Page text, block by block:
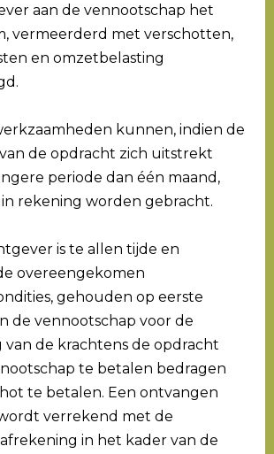
aan de vennootschap het
vermeerderd met verschotten,
en omzetbelasting
kunnen, indien de
de opdracht zich uitstrekt
periode dan één maand,
rekening worden gebracht.
is te allen tijde en
overeengekomen
gehouden op eerste
de vennootschap voor de
van de krachtens de opdracht
te betalen bedragen
te betalen. Een ontvangen
verrekend met de
in het kader van de